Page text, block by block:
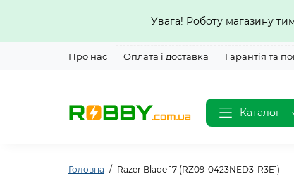
Увага! Роботу магазину
Про нас Оплата і доставка Гарантія та
Каталог
Головна Razer Blade 17 (RZ09-0423NED3-R3E1)